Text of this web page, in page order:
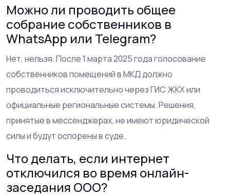
Можно ли проводить общее
собрание собственников в
WhatsApp или Telegram?
Нет, нельзя. После 1 марта 2025 года голосование
собственников помещений в МКД должно
проводиться исключительно через ГИС ЖКХ или
официальные региональные системы. Решения,
принятые в мессенджерах, не имеют юридической
силы и будут оспорены в суде.
Что делать, если интернет
отключился во время онлайн-
заседания ООО?